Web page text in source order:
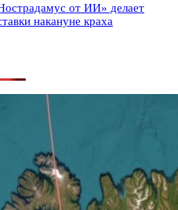
от ИИ» делает
накануне краха